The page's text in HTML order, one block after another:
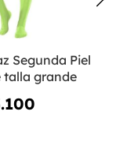
Segunda Piel
talla grande